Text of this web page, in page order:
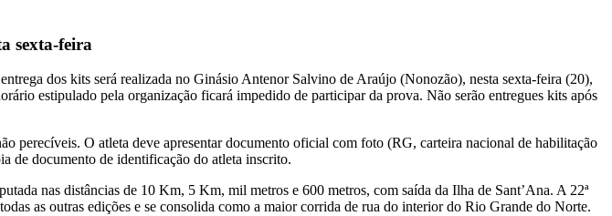
sexta-feira
dos kits será realizada no Ginásio Antenor Salvino de Araújo (Nonozão), nesta sexta-feira (20),
estipulado pela organização ficará impedido de participar da prova. Não serão entregues kits após
perecíveis. O atleta deve apresentar documento oficial com foto (RG, carteira nacional de habilitação
de documento de identificação do atleta inscrito.
nas distâncias de 10 Km, 5 Km, mil metros e 600 metros, com saída da Ilha de Sant’Ana. A 22ª
as outras edições e se consolida como a maior corrida de rua do interior do Rio Grande do Norte.